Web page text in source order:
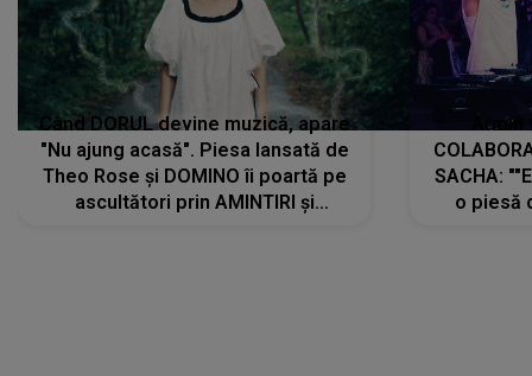
Când DORUL devine muzică, apare
"Nu ajung acasă". Piesa lansată de
Theo Rose și DOMINO îi poartă pe
ascultători prin AMINTIRI și
SACHA:
o piesă